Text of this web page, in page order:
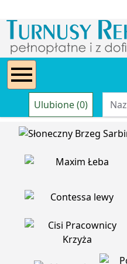
Ulubione (0)